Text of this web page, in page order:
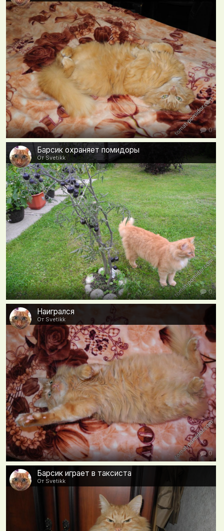
0
Барсик охраняет помидоры
От Svetikk
0
Наигрался
От Svetikk
0
Барсик играет в таксиста
От Svetikk